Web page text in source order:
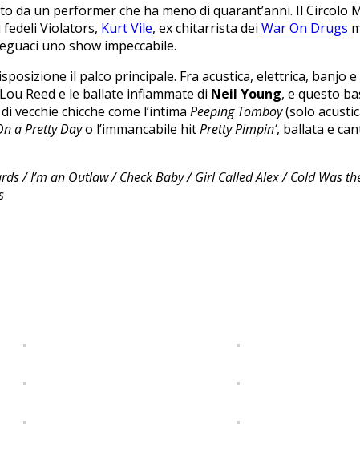
da un performer che ha meno di quarant’anni. Il
fedeli Violators, Kurt Vile, ex chitarrista dei War On Drugs
uno show impeccabile.
il palco principale. Fra acustica, elettrica, banjo
Reed e le ballate infiammate di Neil Young, e questo
vecchie chicche come l’intima Peeping Tomboy(solo
a Pretty Dayo l’immancabile hitPretty Pimpin’, ballata e
/ I’m an Outlaw / Check Baby / Girl Called Alex / Cold Was